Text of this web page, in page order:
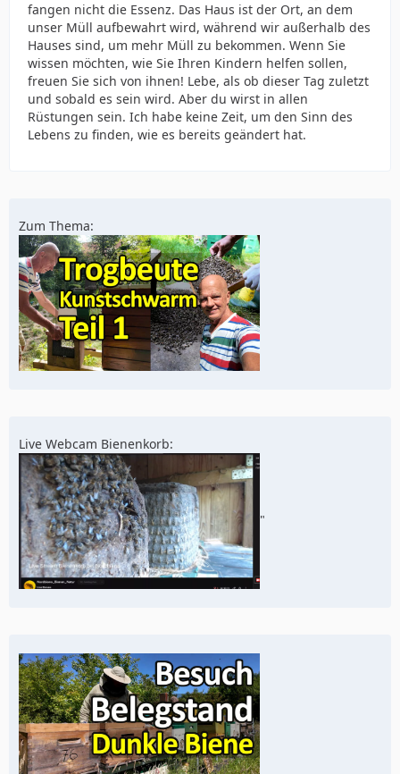
fangen nicht die Essenz. Das Haus ist der Ort, an dem
unser Müll aufbewahrt wird, während wir außerhalb des
Hauses sind, um mehr Müll zu bekommen. Wenn Sie
wissen möchten, wie Sie Ihren Kindern helfen sollen,
freuen Sie sich von ihnen! Lebe, als ob dieser Tag zuletzt
und sobald es sein wird. Aber du wirst in allen
Rüstungen sein. Ich habe keine Zeit, um den Sinn des
Lebens zu finden, wie es bereits geändert hat.
Zum Thema:
Live Webcam Bienenkorb:
"